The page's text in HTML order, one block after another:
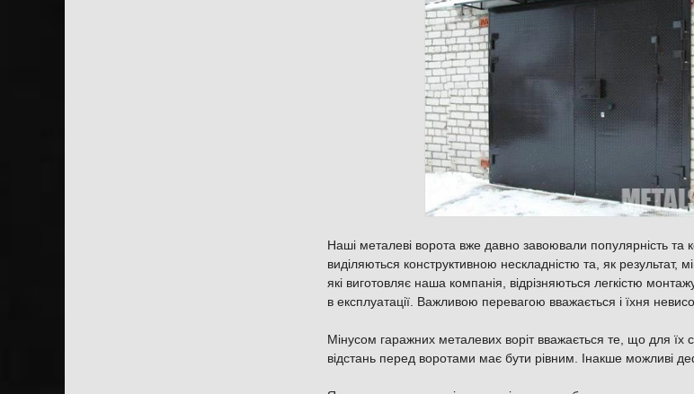
Наші металеві ворота вже давно завоювали популярність та
виділяються конструктивною нескладністю та, як результат,
які виготовляє наша компанія, відрізняються легкістю
в експлуатації. Важливою перевагою вважається і їхня
Мінусом гаражних металевих воріт вважається те, що для їх
відстань перед воротами має бути рівним. Інакше можливі